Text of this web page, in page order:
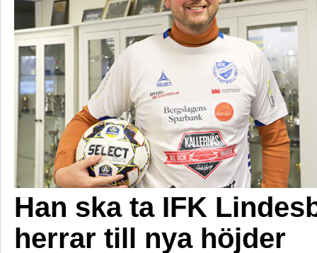
Han ska ta IFK
herrar till nya höjder